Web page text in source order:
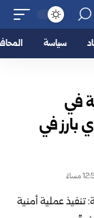
سياسة
في
بارز في